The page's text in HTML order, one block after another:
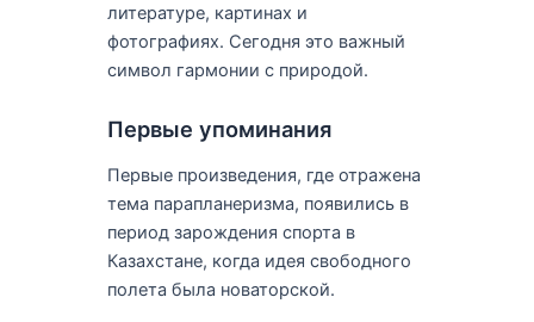
литературе, картинах и
фотографиях. Сегодня это важный
символ гармонии с природой.
Первые упоминания
Первые произведения, где отражена
тема парапланеризма, появились в
период зарождения спорта в
Казахстане, когда идея свободного
полета была новаторской.